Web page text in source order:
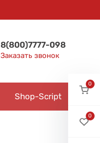
8(800)7777-098
Заказать звонок
Shop-Script
0
0